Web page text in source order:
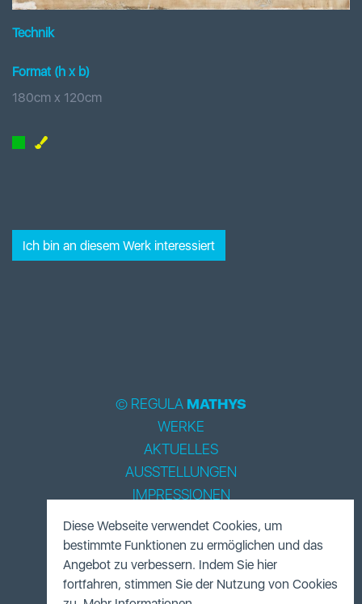
Technik
Format (h x b)
180cm x 120cm
Ich bin an diesem Werk interessiert
© REGULA MATHYS
WERKE
AKTUELLES
AUSSTELLUNGEN
IMPRESSIONEN
BIOGRAPHIE
LITERATUR
ACCESSOIRES
FUNDUS
Diese Webseite verwendet Cookies, um
bestimmte Funktionen zu ermöglichen und das
Angebot zu verbessern. Indem Sie hier
fortfahren, stimmen Sie der Nutzung von Cookies